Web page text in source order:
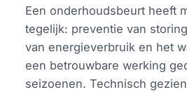
Een onderhoudsbeurt heeft
tegelijk: preventie van
van energieverbruik en het
een betrouwbare werking
seizoenen. Technisch